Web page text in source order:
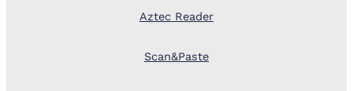
Aztec Reader
Scan&Paste